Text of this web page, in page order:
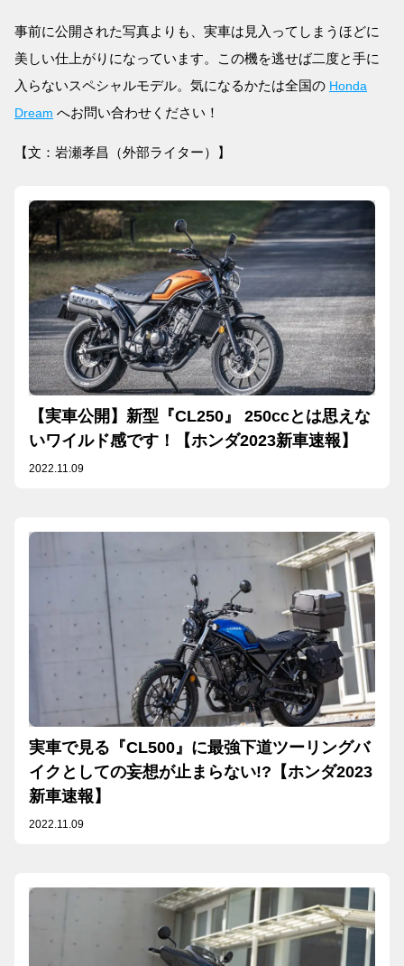
事前に公開された写真よりも、実車は見入ってしまうほどに
美しい仕上がりになっています。この機を逃せば二度と手に
入らないスペシャルモデル。気になるかたは全国の Honda
Dream へお問い合わせください！
【文：岩瀬孝昌（外部ライター）】
【実車公開】新型『CL250』 250ccとは思えな
いワイルド感です！【ホンダ2023新車速報】
2022.11.09
実車で見る『CL500』に最強下道ツーリングバ
イクとしての妄想が止まらない!?【ホンダ2023
新車速報】
2022.11.09